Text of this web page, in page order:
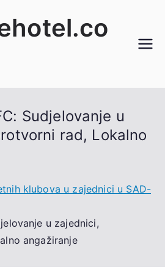
Sudjelovanje u
rad, Lokalno
klubova u zajednici u SAD-
u zajednici,
angažiranje